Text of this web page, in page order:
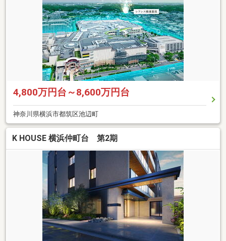
4,800万円台～8,600万円台
神奈川県横浜市都筑区池辺町
K HOUSE 横浜仲町台 第2期